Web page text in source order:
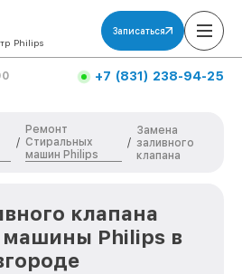
Philips
Записаться
+7 (831) 238-94-25
/
Ремонт
Стиральных
машин Philips
/
Замена
заливного
клапана
клапана
машины Philips в